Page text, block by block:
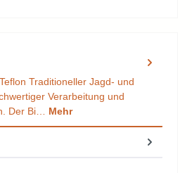
Traditioneller Jagd- und
Verarbeitung und
Der Bi… Mehr